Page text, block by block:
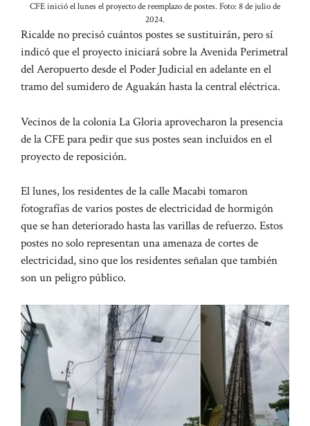
CFE inició el lunes el proyecto de reemplazo de postes. Foto: 8 de julio de
2024.
Ricalde no precisó cuántos postes se sustituirán, pero sí
indicó que el proyecto iniciará sobre la Avenida Perimetral
del Aeropuerto desde el Poder Judicial en adelante en el
tramo del sumidero de Aguakán hasta la central eléctrica.
Vecinos de la colonia La Gloria aprovecharon la presencia
de la CFE para pedir que sus postes sean incluidos en el
proyecto de reposición.
El lunes, los residentes de la calle Macabi tomaron
fotografías de varios postes de electricidad de hormigón
que se han deteriorado hasta las varillas de refuerzo. Estos
postes no solo representan una amenaza de cortes de
electricidad, sino que los residentes señalan que también
son un peligro público.